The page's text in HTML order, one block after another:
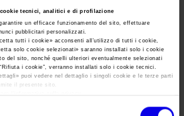
tecnici, analitici e di profilazione
un efficace funzionamento del sito, effettuare
pubblicitari personalizzati.
tutti i cookie» acconsenti all’utilizzo di tutti i cookie,
solo cookie selezionati» saranno installati solo i cookie
del sito, nonché quelli ulteriori eventualmente selezionati
Rifiuta i cookie”, verranno installati solo i cookie tecnici.
» puoi vedere nel dettaglio i singoli cookie e le terze parti
il presente sito.
ArtVerona, comunque, non si ferma e
di promozione per…
e IMM: accordo di
la promozione del